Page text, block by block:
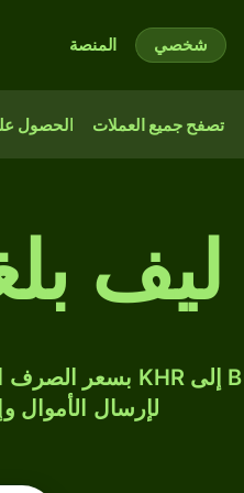
شخصي المنصة
تصفح جميع العملات الحصول
ليف
لإرسال الأموال